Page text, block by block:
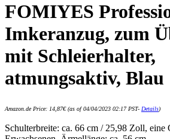
FOMIYES
Imkeranzug, zum
mit Schleierhalter,
atmungsaktiv, Blau
Amazon.de Price: 14,87€(as of 04/04/2023 02:17 PST- Details)
Schulterbreite: ca. 66 cm / 25,98 Zoll, eine